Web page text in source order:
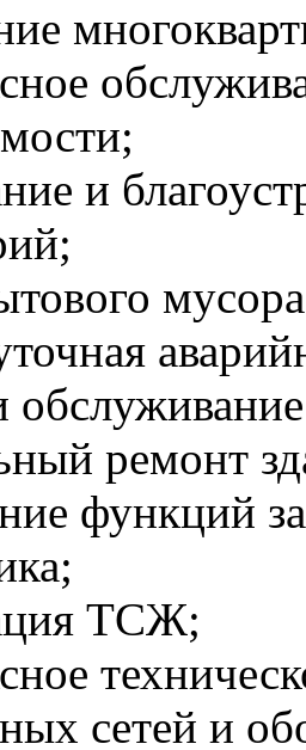
и
ремонт
функций
ТСЖ;
сетей и